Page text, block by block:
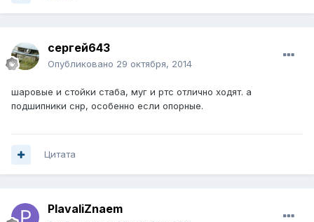
сергей643
Опубликовано 29 октября, 2014
шаровые и стойки стаба, муг и ртс отлично ходят. а
подшипники снр, особенно если опорные.
Цитата
PlavaliZnaem